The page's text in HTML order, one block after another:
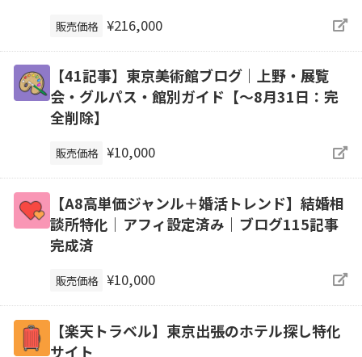
販売価格 ¥216,000
【41記事】東京美術館ブログ｜上野・展覧
会・グルパス・館別ガイド【～8月31日：完
全削除】
販売価格 ¥10,000
【A8高単価ジャンル＋婚活トレンド】結婚相
談所特化｜アフィ設定済み｜ブログ115記事
完成済
販売価格 ¥10,000
【楽天トラベル】東京出張のホテル探し特化
サイト